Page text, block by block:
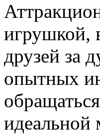
игрушкой,
друзей за
опытных
идеальной